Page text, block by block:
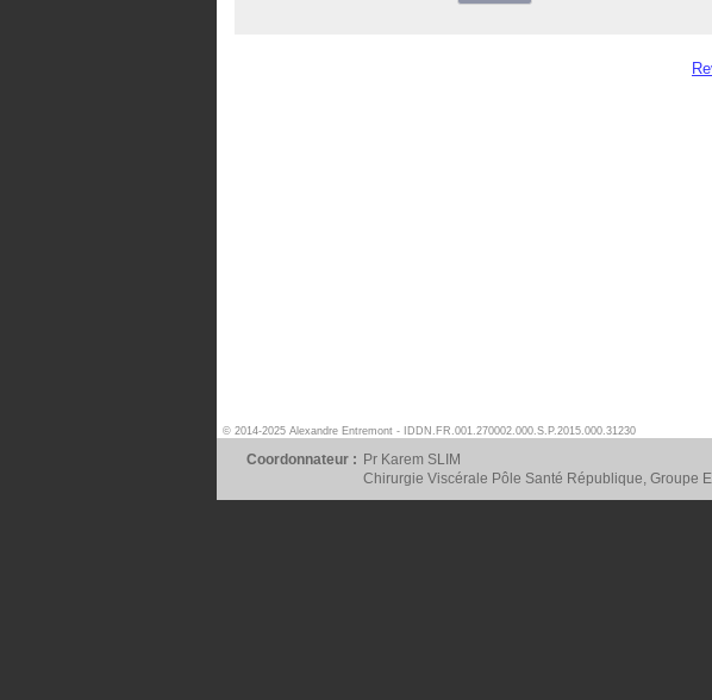
© 2014-2025 Alexandre Entremont - IDDN.FR.001.270002.000.S.P.2015.000.31230
Coordonnateur : Pr Karem SLIM
Chirurgie Viscérale Pôle Santé République, Groupe